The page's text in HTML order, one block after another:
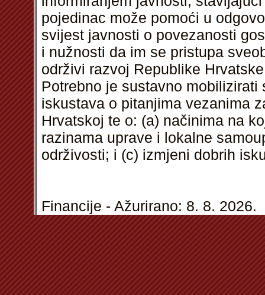
pojedinac može pomoći u
svijest javnosti o povezanosti
i nužnosti da im se pristupa
održivi razvoj Republike
Potrebno je sustavno
iskustava o pitanjima vezanima
Hrvatskoj te o: (a) načinima na
razinama uprave i lokalne
održivosti; i (c) izmjeni dobrih
Financije - Ažurirano: 8. 8. 2026.